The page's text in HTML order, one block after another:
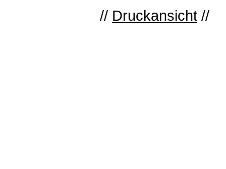
// Druckansicht //